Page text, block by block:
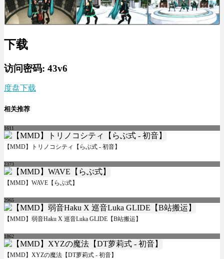
下载
访问密码: 43v6
度盘下载
相关推荐
1611
【MMD】トリノコシティ【らぶ式 - 初音】
2373
【MMD】WAVE【らぶ式】
2965
【MMD】弱音Haku X 巡音Luka GLIDE【B站搬运】
1862
【MMD】XYZの魔法【DT萝莉式 - 初音】